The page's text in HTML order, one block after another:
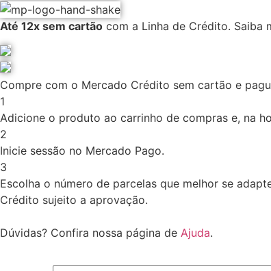
Até 12x sem cartão com a Linha de Crédito. Saiba
Compre com o Mercado Crédito sem cartão e
1
Adicione o produto ao carrinho de compras e, na
2
Inicie sessão no Mercado Pago.
3
Escolha o número de parcelas que melhor se
Crédito sujeito a aprovação.
Dúvidas? Confira nossa página de Ajuda.